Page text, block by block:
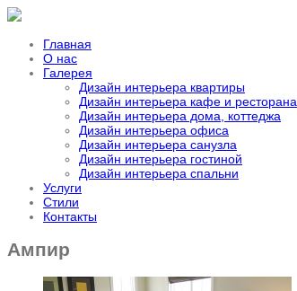
Главная
О нас
Галерея
Дизайн интерьера квартиры
Дизайн интерьера кафе и ресторана
Дизайн интерьера дома, коттеджа
Дизайн интерьера офиса
Дизайн интерьера санузла
Дизайн интерьера гостиной
Дизайн интерьера спальни
Услуги
Стили
Контакты
Ампир